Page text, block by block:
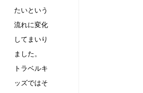
たいという
流れに変化
してまいり
ました。
トラベルキ
ッズではそ